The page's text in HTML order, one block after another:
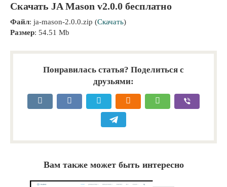
Скачать JA Mason v2.0.0 бесплатно
Файл: ja-mason-2.0.0.zip (Скачать)
Размер: 54.51 Mb
Понравилась статья? Поделиться с
друзьями:
Вам также может быть интересно